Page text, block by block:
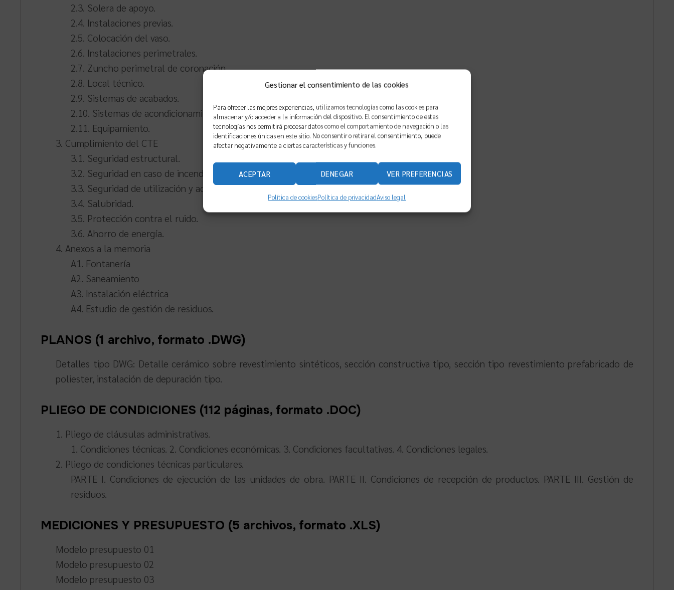
Gestionar el consentimiento de las cookies
Para ofrecer las mejores experiencias, utilizamos tecnologías como las cookies para
almacenar y/o acceder a la información del dispositivo. El consentimiento de estas
tecnologías nos permitirá procesar datos como el comportamiento de navegación o las
identificaciones únicas en este sitio. No consentir o retirar el consentimiento, puede
afectar negativamente a ciertas características y funciones.
ACEPTAR DENEGAR VER PREFERENCIAS
Política de cookiesPolítica de privacidadAviso legal
2.3. Solera de apoyo.
2.4. Instalaciones previas.
2.5. Colocación del vaso.
2.6. Instalaciones perimetrales.
2.7. Zuncho perimetral de coronación.
2.8. Local técnico.
2.9. Sistemas de acabados.
2.10. Sistemas de acondicionamiento e instalaciones.
2.11. Equipamiento.
3. Cumplimiento del CTE
3.1. Seguridad estructural.
3.2. Seguridad en caso de incendio.
3.3. Seguridad de utilización y accesibilidad.
3.4. Salubridad.
3.5. Protección contra el ruido.
3.6. Ahorro de energía.
4. Anexos a la memoria
A1. Fontanería
A2. Saneamiento
A3. Instalación eléctrica
A4. Estudio de gestión de residuos.
PLANOS (1 archivo, formato .DWG)
Detalles tipo DWG: Detalle cerámico sobre revestimiento sintéticos, sección constructiva tipo, sección tipo revestimiento prefabricado de
poliester, instalación de depuración tipo.
PLIEGO DE CONDICIONES (112 páginas, formato .DOC)
1. Pliego de cláusulas administrativas.
1. Condiciones técnicas. 2. Condiciones económicas. 3. Condiciones facultativas. 4. Condiciones legales.
2. Pliego de condiciones técnicas particulares.
PARTE I. Condiciones de ejecución de las unidades de obra. PARTE II. Condiciones de recepción de productos. PARTE III. Gestión de
residuos.
MEDICIONES Y PRESUPUESTO (5 archivos, formato .XLS)
Modelo presupuesto 01
Modelo presupuesto 02
Modelo presupuesto 03